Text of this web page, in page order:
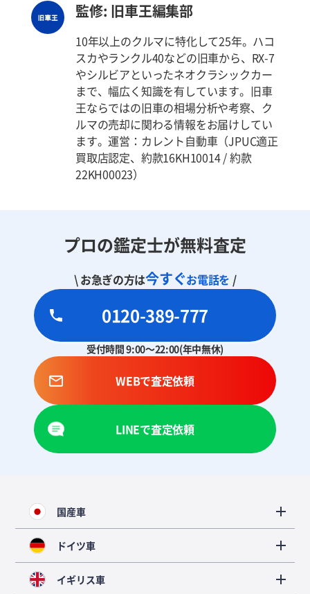
監修: 旧車王編集部
10年以上のクルマに特化して25年。ハコ
スカやランクル40などの旧車から、RX-7
やシルビアといったネオクラシックカー
まで、幅広く知識を有しています。旧車
王ならではの旧車の相場分析や考察、ク
ルマの売却に関わる情報をお届けしてい
ます。運営：カレント自動車（JPUC適正
買取店認定、約款16KH10014 / 約款
22KH00023）
プロの鑑定士が無料査定
\ お急ぎの方は今すぐお電話を /
0120-389-777
受付時間 9:00～22:00(年中無休)
WEBで査定依頼
LINEで査定依頼
国産車
ドイツ車
イギリス車